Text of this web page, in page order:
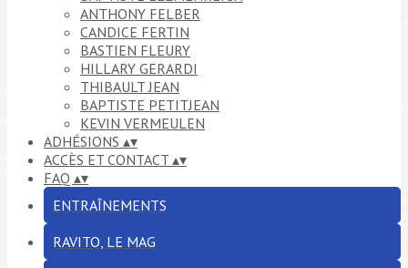
ANTHONY FELBER
CANDICE FERTIN
BASTIEN FLEURY
HILLARY GERARDI
THIBAULT JEAN
BAPTISTE PETITJEAN
KEVIN VERMEULEN
ADHÉSIONS ▴▾
ACCÈS ET CONTACT ▴▾
FAQ ▴▾
ENTRAÎNEMENTS
RAVITO, LE MAG